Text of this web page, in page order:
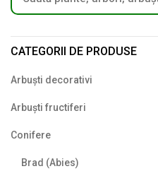
CATEGORII DE PRODUSE
Arbuști decorativi
Arbuști fructiferi
Conifere
Brad (Abies)